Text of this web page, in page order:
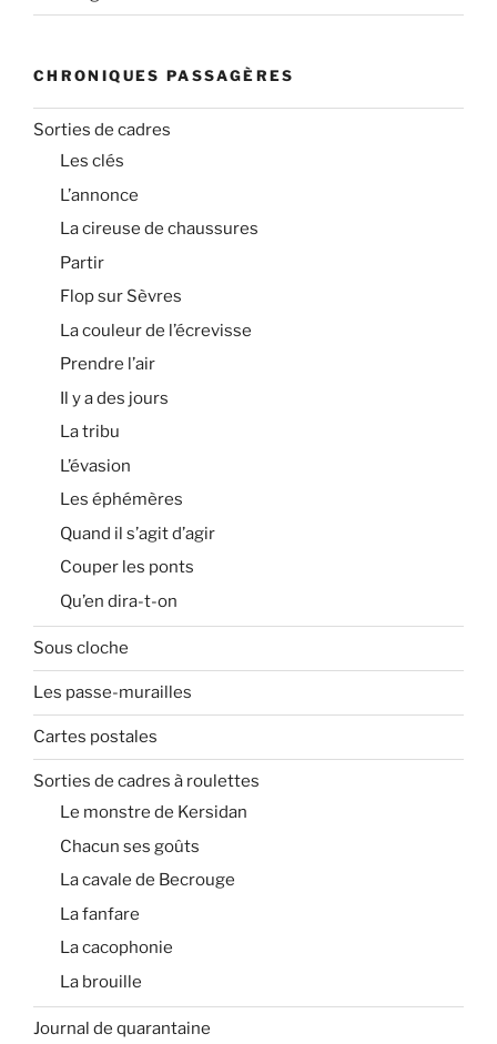
CHRONIQUES PASSAGÈRES
Sorties de cadres
Les clés
L’annonce
La cireuse de chaussures
Partir
Flop sur Sèvres
La couleur de l’écrevisse
Prendre l’air
Il y a des jours
La tribu
L’évasion
Les éphémères
Quand il s’agit d’agir
Couper les ponts
Qu’en dira-t-on
Sous cloche
Les passe-murailles
Cartes postales
Sorties de cadres à roulettes
Le monstre de Kersidan
Chacun ses goûts
La cavale de Becrouge
La fanfare
La cacophonie
La brouille
Journal de quarantaine